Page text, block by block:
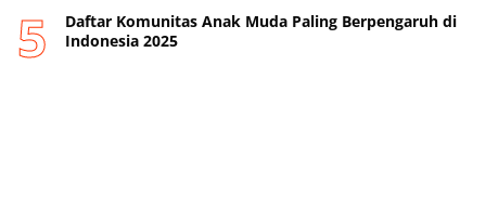
Daftar Komunitas Anak Muda Paling Berpengaruh di
Indonesia 2025